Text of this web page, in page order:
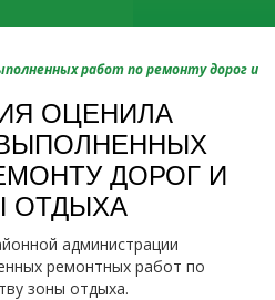
работ по ремонту дорог и
ОЦЕНИЛА
ДОРОГ И
ОТДЫХА
администрации
ремонтных работ по
зоны отдыха.